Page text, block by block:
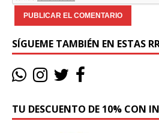
SÍGUEME TAMBIÉN EN ESTAS
TU DESCUENTO DE 10% CON